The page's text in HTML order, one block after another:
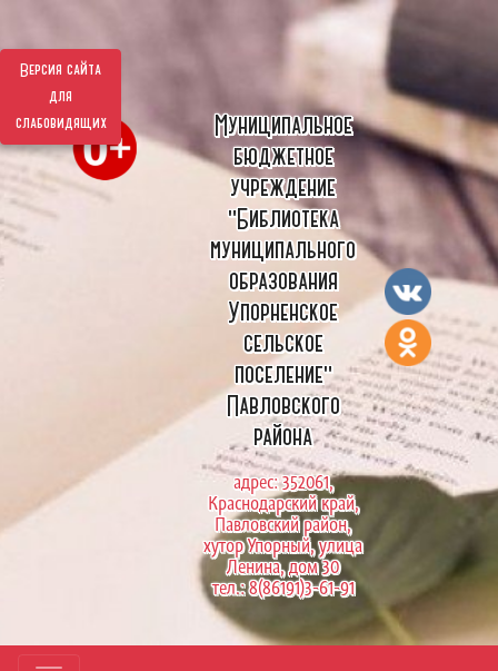
Версия сайта
для
слабовидящих
Муниципальное
бюджетное
учреждение
"Библиотека
муниципального
образования
Упорненское
сельское
поселение"
Павловского
района
адрес: 352061,
Краснодарский край,
Павловский район,
хутор Упорный, улица
Ленина, дом 30
тел.: 8(86191)3-61-91